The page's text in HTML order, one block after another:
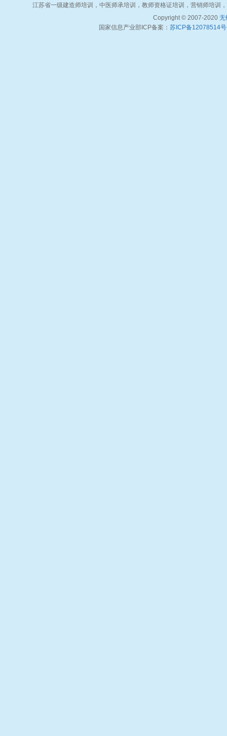
江苏省一级建造师培训，中医师承培训，教师资格证培训，营销师培训
Copyright © 2007-2020 无
国家信息产业部ICP备案： 苏ICP备12078514